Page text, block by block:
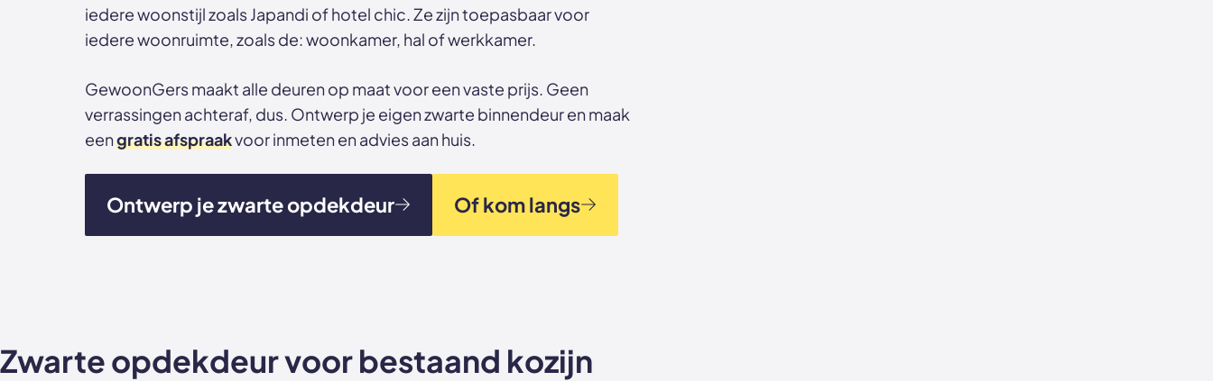
iedere woonstijl zoals Japandi of hotel chic. Ze zijn toepasbaar voor
iedere woonruimte, zoals de: woonkamer, hal of werkkamer.
GewoonGers maakt alle deuren op maat voor een vaste prijs. Geen
verrassingen achteraf, dus. Ontwerp je eigen zwarte binnendeur en maak
eengratis afspraakvoor inmeten en advies aan huis.
Ontwerp je zwarte opdekdeur Of kom langs
Zwarte opdekdeur voor bestaand kozijn